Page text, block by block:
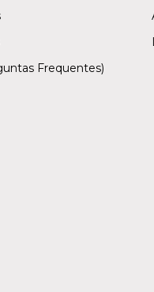
Frequentes)